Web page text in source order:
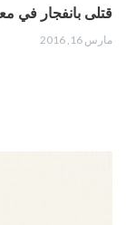
قتلى بانفجار في
مارس 16, 2016